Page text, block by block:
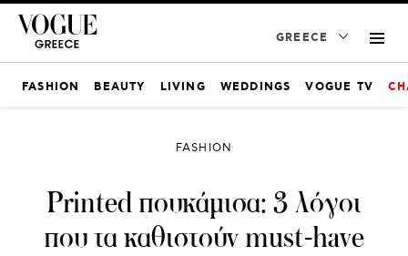
GREECE
FASHION BEAUTY LIVING WEDDINGS VOGUE TV
FASHION
Printed πουκάμισα: 3 λόγοι
που τα καθιστούν must-have